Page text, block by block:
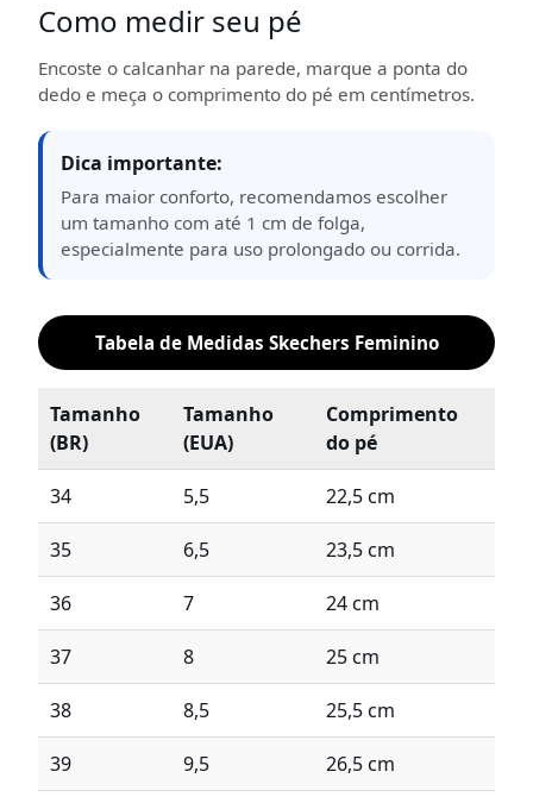
Como medir seu pé
Encoste o calcanhar na parede, marque a ponta do
dedo e meça o comprimento do pé em centímetros.
Dica importante:
Para maior conforto, recomendamos escolher
um tamanho com até 1 cm de folga,
especialmente para uso prolongado ou corrida.
Tabela de Medidas Skechers Feminino
Tamanho
(BR)
Tamanho
(EUA)
Comprimento
do pé
34 5,5 22,5 cm
35 6,5 23,5 cm
36 7 24 cm
37 8 25 cm
38 8,5 25,5 cm
39 9,5 26,5 cm